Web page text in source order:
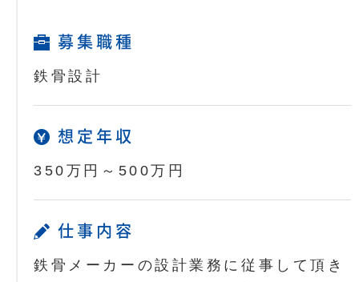
募集職種
鉄骨設計
想定年収
350万円～500万円
仕事内容
鉄骨メーカーの設計業務に従事して頂き